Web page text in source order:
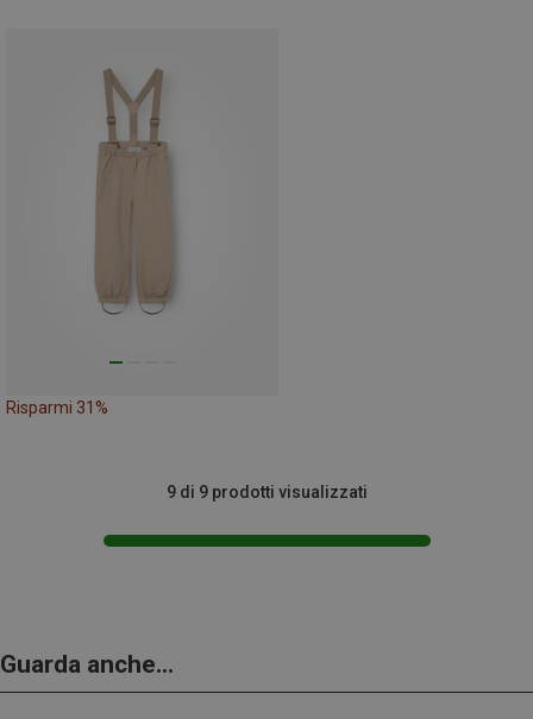
Risparmi 31%
9 di 9 prodotti visualizzati
Guarda anche...